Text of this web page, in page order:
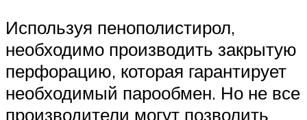
Используя пенополистирол,
необходимо производить закрытую
перфорацию, которая гарантирует
необходимый парообмен. Но не все
производители могут позволить